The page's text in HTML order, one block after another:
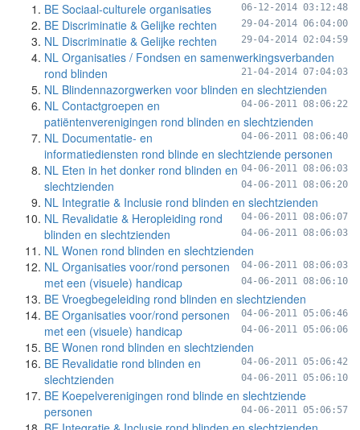
BE Sociaal-culturele organisaties
06-12-2014 03:12:48
BE Discriminatie & Gelijke rechten 29-04-2014 06:04:00
NL Discriminatie & Gelijke rechten 29-04-2014 02:04:59
NL Organisaties / Fondsen en samenwerkingsverbanden
rond blinden
21-04-2014 07:04:03
NL Blindennazorgwerken voor blinden en slechtzienden
04-06-2011 08:06:22
NL Contactgroepen en
patiëntenverenigingen rond blinden en slechtzienden
04-06-2011 08:06:40
NL Documentatie- en
informatiediensten rond blinde en slechtziende personen
04-06-2011 08:06:03
NL Eten in het donker rond blinden en
slechtzienden
04-06-2011 08:06:20
NL Integratie & Inclusie rond blinden en slechtzienden
04-06-2011 08:06:07
NL Revalidatie & Heropleiding rond
blinden en slechtzienden
04-06-2011 08:06:03
NL Wonen rond blinden en slechtzienden
04-06-2011 08:06:03
NL Organisaties voor/rond personen
met een (visuele) handicap
04-06-2011 08:06:10
BE Vroegbegeleiding rond blinden en slechtzienden
04-06-2011 05:06:46
BE Organisaties voor/rond personen
met een (visuele) handicap
04-06-2011 05:06:06
BE Wonen rond blinden en slechtzienden
04-06-2011 05:06:42
BE Revalidatie rond blinden en
slechtzienden
04-06-2011 05:06:10
BE Koepelverenigingen rond blinde en slechtziende
personen
04-06-2011 05:06:57